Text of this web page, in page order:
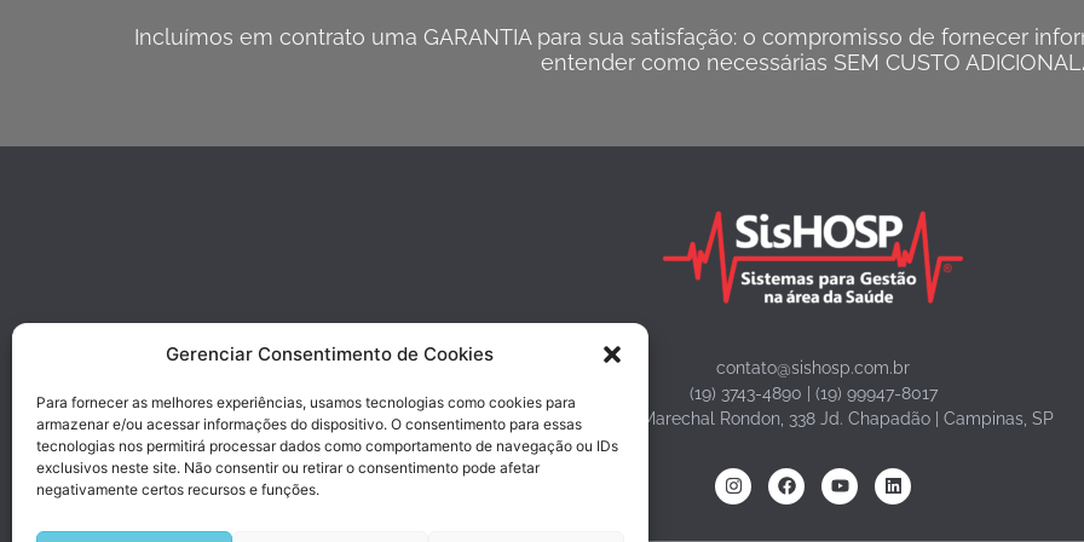
Gerenciar Consentimento de Cookies
Para fornecer as melhores experiências, usamos tecnologias como cookies para
armazenar e/ou acessar informações do dispositivo. O consentimento para essas
tecnologias nos permitirá processar dados como comportamento de navegação ou IDs
exclusivos neste site. Não consentir ou retirar o consentimento pode afetar
negativamente certos recursos e funções.
Incluímos em contrato uma GARANTIA para sua satisfação: o compromisso de fornecer
entender como necessárias SEM CUSTO ADICIONAL .
contato@sishosp.com.br
(19) 3743-4890 | (19) 99947-8017
Avenida Marechal Rondon, 338 Jd. Chapadão | Campinas, SP